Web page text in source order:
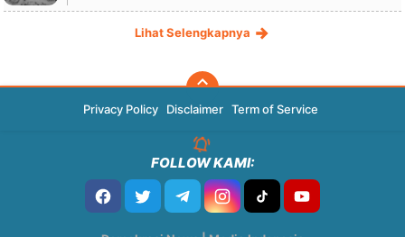
Lihat Selengkapnya
Privacy Policy Disclaimer Term of Service
FOLLOW KAMI: